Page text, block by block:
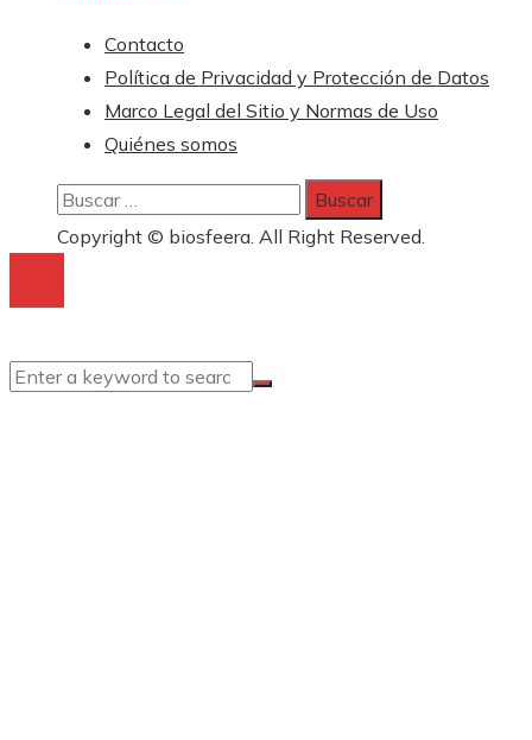
Contacto
Política de Privacidad y Protección de Datos
Marco Legal del Sitio y Normas de Uso
Quiénes somos
Buscar:
Copyright © biosfeera. All Right Reserved.